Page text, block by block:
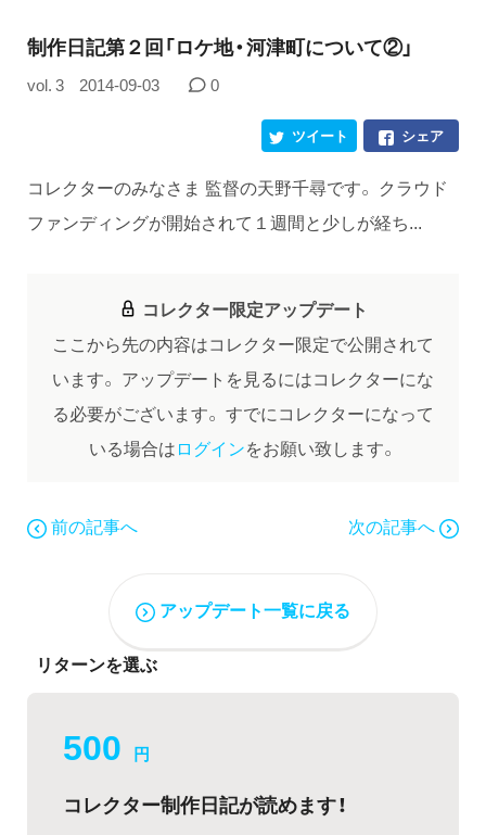
制作日記第２回「ロケ地・河津町について②」
vol. 3 2014-09-03 0
シェア
ツイート
コレクターのみなさま 監督の天野千尋です。 クラウド
ファンディングが開始されて１週間と少しが経ち...
コレクター限定アップデート
ここから先の内容はコレクター限定で公開されて
います。 アップデートを見るにはコレクターにな
る必要がございます。 すでにコレクターになって
いる場合はログインをお願い致します。
前の記事へ 次の記事へ
アップデート一覧に戻る
リターンを選ぶ
500 円
コレクター制作日記が読めます！